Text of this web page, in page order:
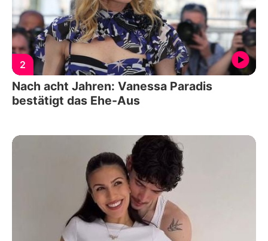
2
Nach acht Jahren: Vanessa Paradis
bestätigt das Ehe-Aus